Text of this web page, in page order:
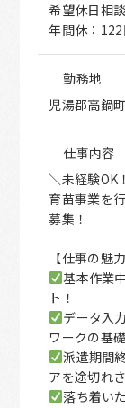
希望休日相
年間休：122
勤務地
児湯郡高鍋
仕事内容
＼未経験OK
育苗事業を
募集！
【仕事の魅
基本作業
ト！
データ入
ワークの基
派遣期間
アを途切れ
落ち着い